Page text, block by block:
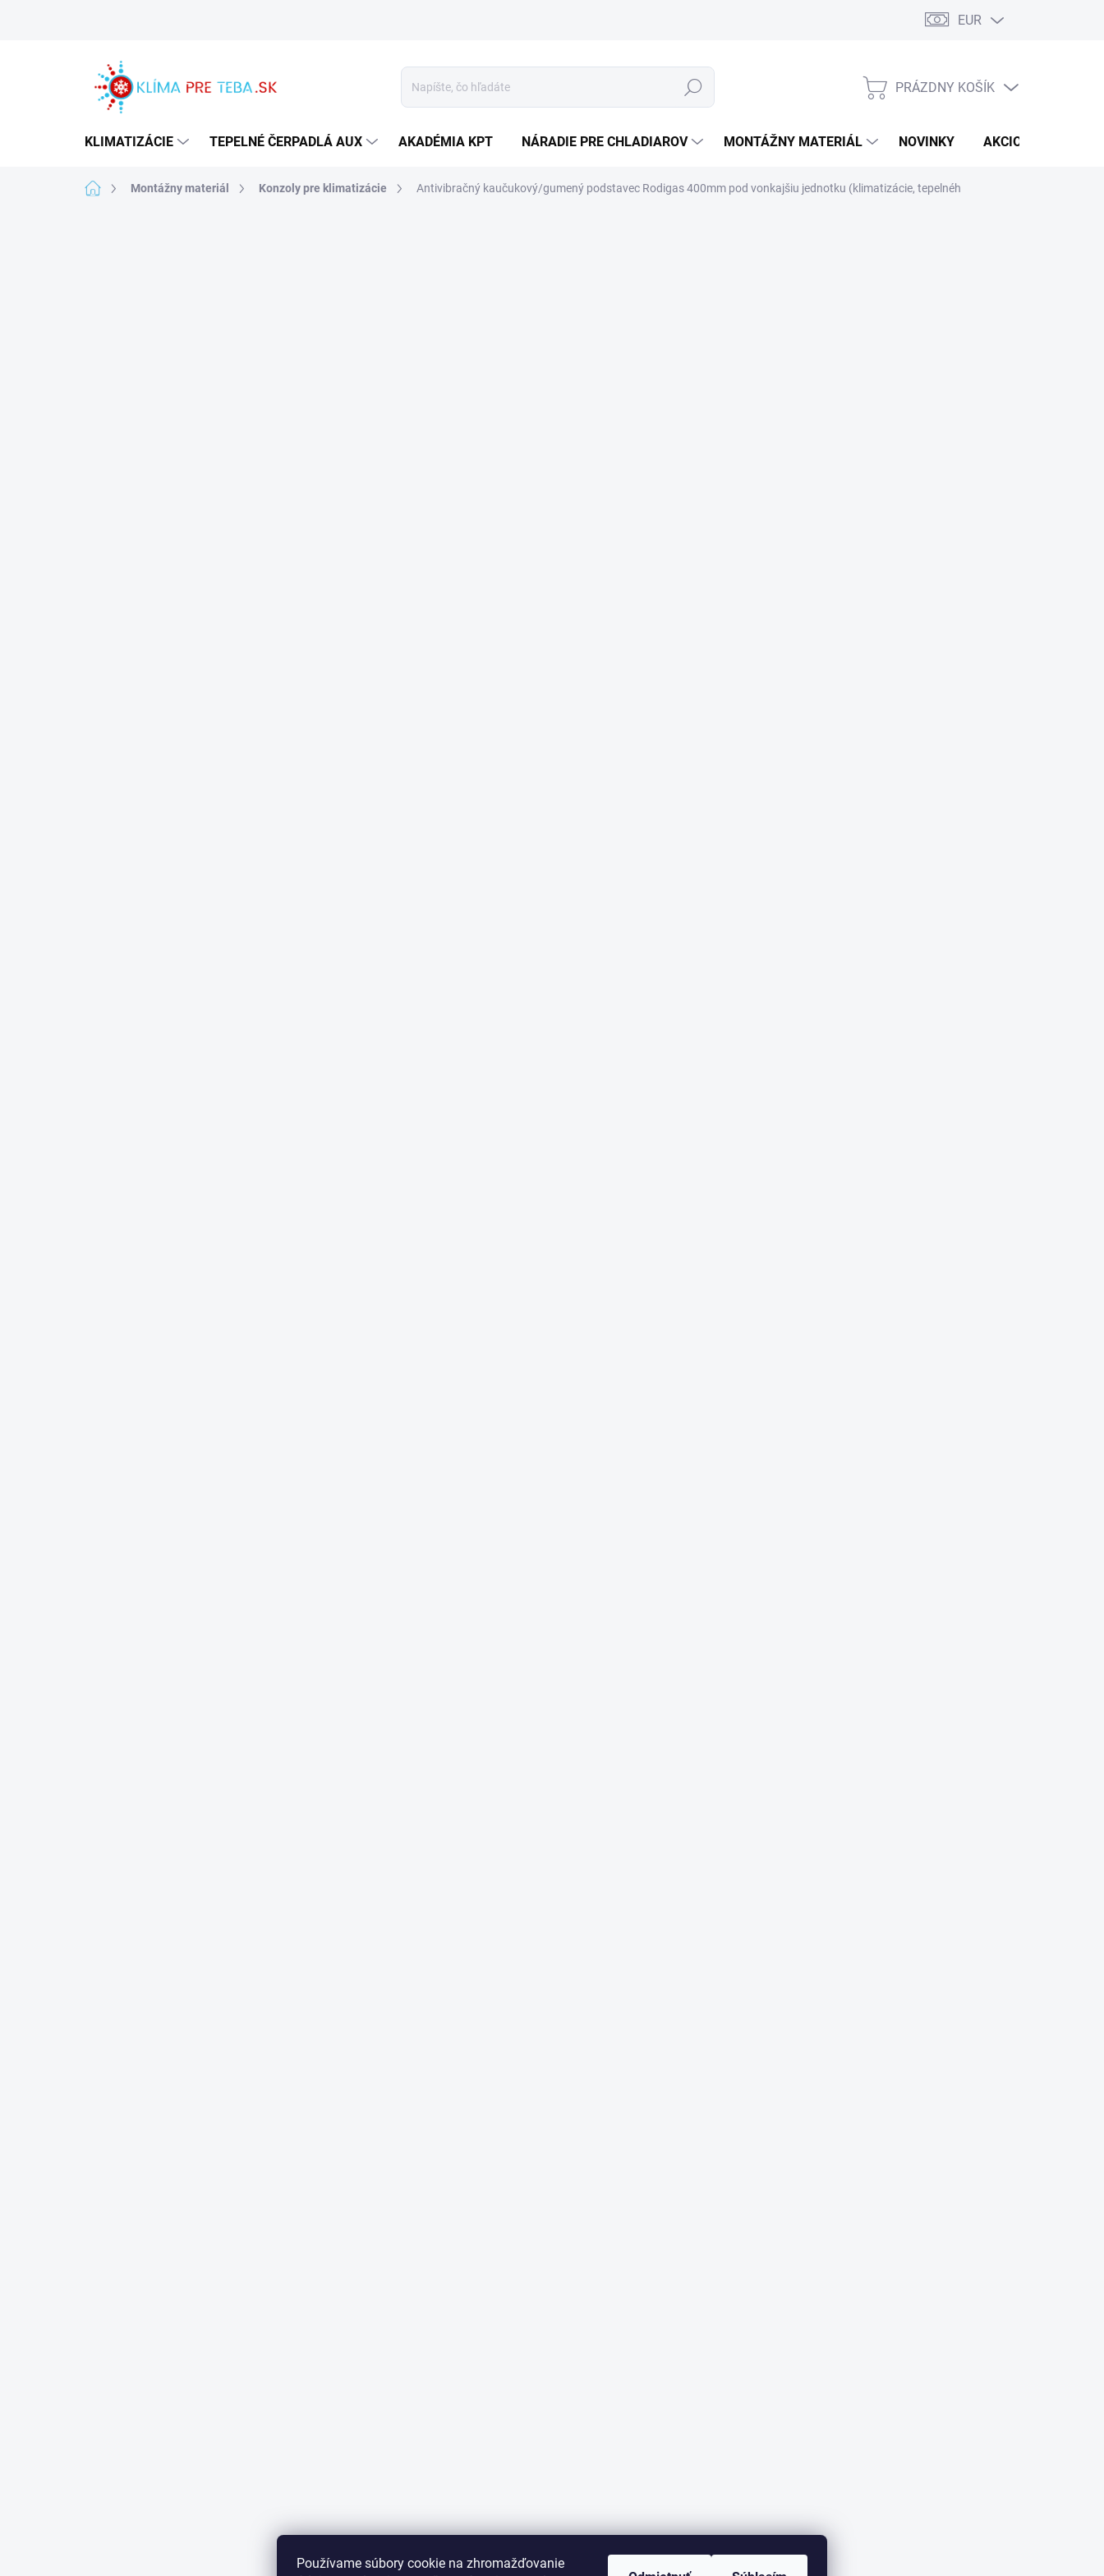
Používame súbory cookie na zhromažďovanie
EUR
Hľadať
NÁKUPNÝ
PRÁZDNY KOŠÍK
KLIMATIZÁCIE TEPELNÉ ČERPADLÁ AUX AKADÉMIA KPT NÁRADIE PRE CHLADIAROV MONTÁŽNY MATERIÁL NOVINKY AKCIOVÁ PONUKA
DomovMontážny materiál Konzoly pre klimatizácie Antivibračný kaučukový/gumený podstavec Rodigas 400mm pod vonkajšiu jednotku (klimatizácie, tepelnéh